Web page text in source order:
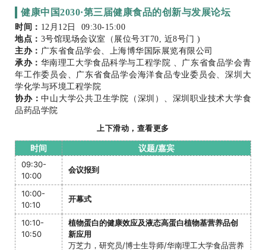
15:20-
15:50
关爱更年期女性健康，拒绝谈“更”色变
庞震苗，广州中医药大学教授、广东省泌尿协会生
殖健康分会副主委
15:50-
16:20
探索健康新路径，营养科学的交叉融合
陈蕾，广州态和生物首席科学家
16:20-
16:50
活力银发，老年营养健康需求及产品开发
庞美蓉，中粮营养健康研究院谷物研发中心产品开
17:20
“健康产业”风已起！破内卷扩内需——2024保健食
品趋势洞察
冀宇蓉，新营养 合伙人、执行副主编
6. 2024年蜂产品进出口情况介绍
曹婷婷，中国蜂产品协会国际合作专委会 秘书长
7. 捍卫蜂企业合法权益的方式与途径
宋杰，山东省宋心仿蜂业发展基金会律师团队
8.《让蜂飞》纪录片创作及课题研究分享
潘志琪，浙江传媒学院副教授、纪录片导演
蜂产品市场培育与发展论坛
09:30-
11:30
1. 2024中国营养保健食品消费市场洞察
邢程，中国医药保健品进出口商会 健康事业部主任
2. 协会打击假冒“俄罗斯蜂王浆”的情况介绍
张艳，中国蜂产品协会 副会长
3. 蜂蜜/蜂产品在传统电商渠道的增长方向
蒋郁嫣，京东健康 营养保健业务部采销经理
健康中国2030·第三届健康食品的创新与发展论坛
时间： 12月12日 09:30-15:00
地点： 3号馆现场会议室（展位号3T70, 近8号门 )
主办： 广东省食品学会、上海博华国际展览有限公司
承办： 华南理工大学食品科学与工程学院 、广东省食品学会青
年工作委员会、广东省食品学会海洋食品专业委员会、深圳大
学化学与环境工程学院
协办：中山大学公共卫生学院（深圳）、深圳职业技术大学食
品药品学院
上下滑动，查看更多
时间 议题/嘉宾
09:30-
10:00
会议报到
10:00-
10:10
开幕式
10:10-
10:50
植物蛋白的健康效应及液态高蛋白植物基营养品创
新应用
万芝力，研究员/博士生导师/华南理工大学食品营养